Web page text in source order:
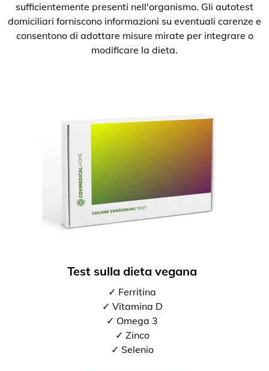
sufficientemente presenti nell'organismo. Gli autotest
domiciliari forniscono informazioni su eventuali carenze e
consentono di adottare misure mirate per integrare o
modificare la dieta.
Test sulla dieta vegana
✓ Ferritina
✓ Vitamina D
✓ Omega 3
✓ Zinco
✓ Selenio